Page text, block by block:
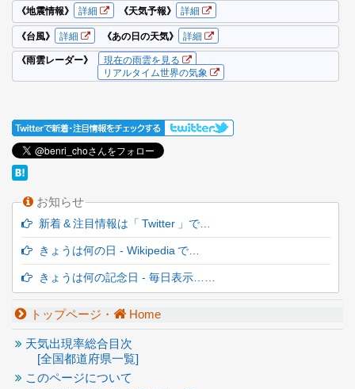
お知らせ
新着 & 注目情報は「 Twitter 」で…
きょうは何の日 - Wikipedia で…
きょうは何の記念日 - 毎日表示……
トップページ・ Home
天気出現率総合目次
[全国都道府県一覧]
このページについて